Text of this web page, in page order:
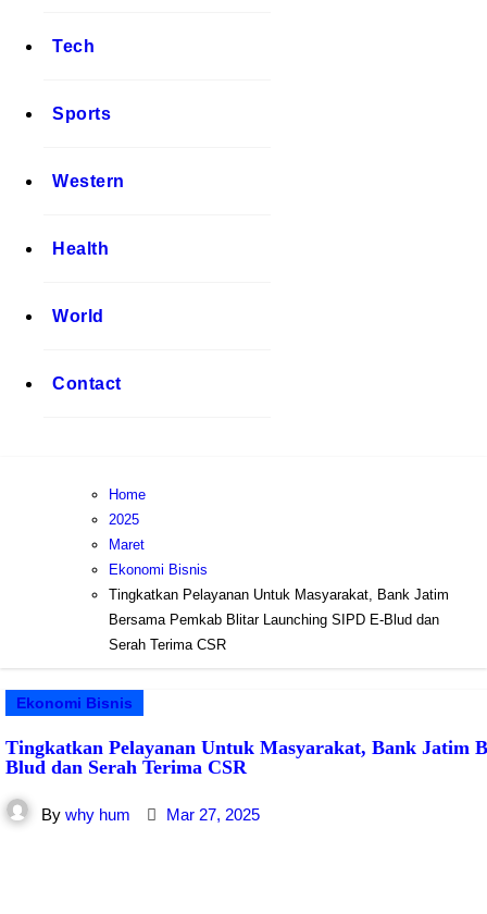
Tech
Sports
Western
Health
World
Contact
Home
2025
Maret
Ekonomi Bisnis
Tingkatkan Pelayanan Untuk Masyarakat, Bank Jatim
Bersama Pemkab Blitar Launching SIPD E-Blud dan
Serah Terima CSR
Ekonomi Bisnis
Tingkatkan Pelayanan Untuk Masyarakat, Bank Jatim
Blud dan Serah Terima CSR
By why hum Mar 27, 2025